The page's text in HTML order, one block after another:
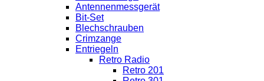
Antennenmessgerät
Bit-Set
Blechschrauben
Crimzange
Entriegeln
Retro Radio
Retro 201